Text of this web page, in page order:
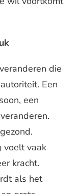
die
Een
een
voelt vaak
kracht.
als het